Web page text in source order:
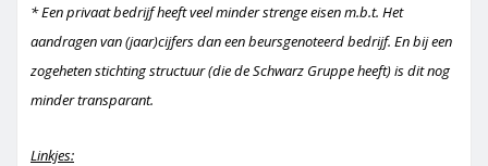
* Een privaat bedrijf heeft veel minder strenge eisen m.b.t. Het
aandragen van (jaar)cijfers dan een beursgenoteerd bedrijf. En bij een
zogeheten stichting structuur (die de Schwarz Gruppeheeft) is dit nog
minder transparant.
Linkjes: